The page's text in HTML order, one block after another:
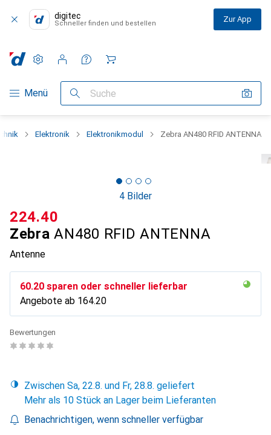
digitec
Schneller finden und bestellen Zur App
Navigation nach Kategorien
Menü Suche
Einstellungen
Kundenkonto
Vergleichslisten
Merklisten
Warenkorb
Elektronik Elektronikmodul Zebra AN480 RFID ANTENNA
4 Bilder
Zebra AN480 RFID ANTENNA
Antenne
CHF
224.40
CHF
60.20 sparen oder schneller lieferbar
Angebote ab CHF
164.20
Bewertungen
Zwischen Sa, 22.8. und Fr, 28.8. geliefert
Mehr als 10 Stück an Lager beim Lieferanten
Benachrichtigen, wenn schneller verfügbar